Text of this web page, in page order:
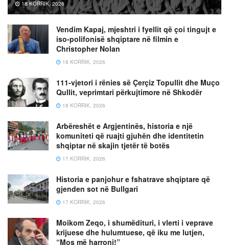
18 KORRIK, 2026
Vendim Kapaj, mjeshtri i fyellit që çoi tingujt e
iso-polifonisë shqiptare në filmin e
Christopher Nolan
18 KORRIK, 2026
111-vjetori i rënies së Çerçiz Topullit dhe Muço
Qullit, veprimtari përkujtimore në Shkodër
18 KORRIK, 2026
Arbëreshët e Argjentinës, historia e një
komuniteti që ruajti gjuhën dhe identitetin
shqiptar në skajin tjetër të botës
17 KORRIK, 2026
Historia e panjohur e fshatrave shqiptare që
gjenden sot në Bullgari
17 KORRIK, 2026
Moikom Zeqo, i shumëdituri, i vlerti i veprave
krijuese dhe hulumtuese, që iku me lutjen,
“Mos më harroni!”